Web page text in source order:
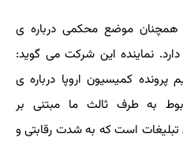
همچنان موضع محکمی درباره ی
نماینده این شرکت می گوید:
پرونده کمیسیون اروپا درباره ی
به طرف ثالث ما مبتنی بر
است که به شدت رقابتی و